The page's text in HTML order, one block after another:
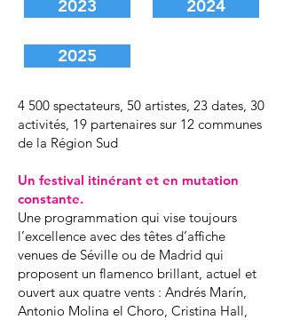
2023
2025
2024
4 500 spectateurs, 50 artistes, 23 dates, 30
activités, 19 partenaires sur 12 communes
de la Région Sud
Un festival itinérant et en mutation
constante.
Une programmation qui vise toujours
l’excellence avec des têtes d’affiche
venues de Séville ou de Madrid qui
proposent un flamenco brillant, actuel et
ouvert aux quatre vents : Andrés Marín,
Antonio Molina el Choro, Cristina Hall,